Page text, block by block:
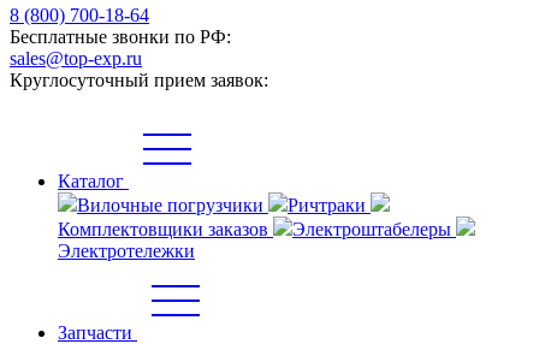
8 (800) 700-18-64
Бесплатные звонки по РФ:
sales@top-exp.ru
Круглосуточный прием заявок:
Каталог
Вилочные погрузчики
Ричтраки
Комплектовщики заказов
Электроштабелеры
Электротележки
Запчасти